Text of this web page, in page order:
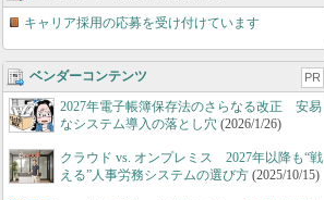
キャリア採用の応募を受け付けています
ベンダーコンテンツ PR
2027年電子帳簿保存法のさらなる改正 安易
なシステム導入の落とし穴 (2026/1/26)
クラウド vs. オンプレミス 2027年以降も“戦
える”人事労務システムの選び方 (2025/10/15)